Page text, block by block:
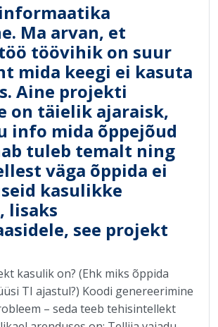
Ma arvan, et
töövihik on suur
mida keegi ei kasuta
Aine projekti
on täielik ajaraisk,
info mida õppejõud
tuleb temalt ning
väga õppida ei
kasulikke
lisaks
see projekt
kasulik on? (Ehk miks õppida
TI ajastul?) Koodi genereerimine
– seda teeb tehisintellekt